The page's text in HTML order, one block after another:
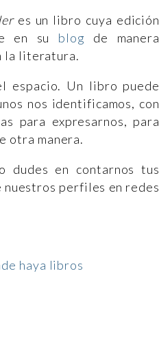
es un libro cuya edición
en su blog de manera
la literatura.
espacio. Un libro puede
nos identificamos, con
para expresarnos, para
otra manera.
dudes en contarnos tus
nuestros perfiles en redes
haya libros